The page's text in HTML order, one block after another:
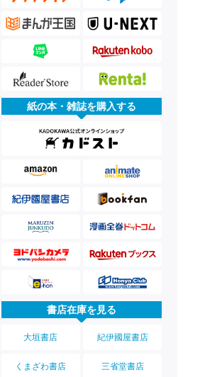
紙の本・雑誌を購入する
書店在庫を見る
大垣書店 紀伊國屋書店
くまざわ書店 三省堂書店